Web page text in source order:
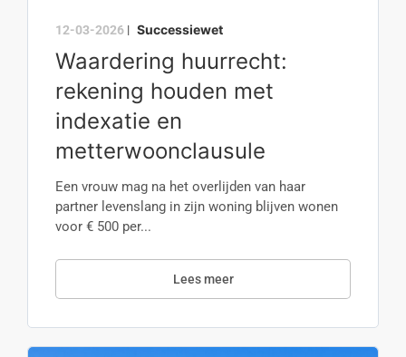
12-03-2026 | Successiewet
Waardering huurrecht:
rekening houden met
indexatie en
metterwoonclausule
Een vrouw mag na het overlijden van haar
partner levenslang in zijn woning blijven wonen
voor € 500 per...
Lees meer